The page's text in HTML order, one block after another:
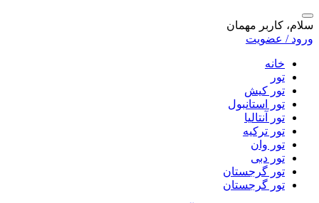
سلام، کاربر مهمان
ورود / عضویت
خانه
تور
تور کیش
تور استانبول
تور آنتالیا
تور ترکیه
تور وان
تور دبی
تور گرجستان
تور گرجستان